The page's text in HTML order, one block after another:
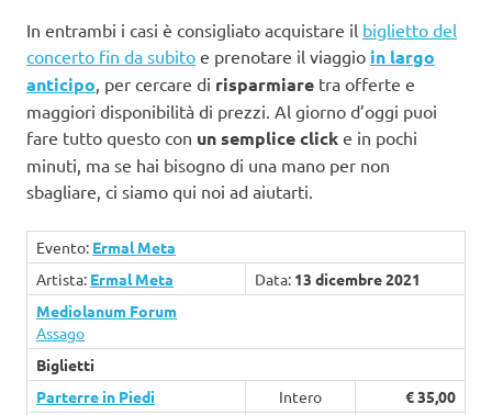
In entrambi i casi è consigliato acquistare il biglietto del
concerto fin da subito e prenotare il viaggio in largo
anticipo, per cercare di risparmiare tra offerte e
maggiori disponibilità di prezzi. Al giorno d’oggi puoi
fare tutto questo con un semplice click e in pochi
minuti, ma se hai bisogno di una mano per non
sbagliare, ci siamo qui noi ad aiutarti.
Evento: Ermal Meta
Artista: Ermal Meta Data: 13 dicembre 2021
Mediolanum Forum
Assago
Biglietti
Parterre in Piedi
Intero
€ 35,00